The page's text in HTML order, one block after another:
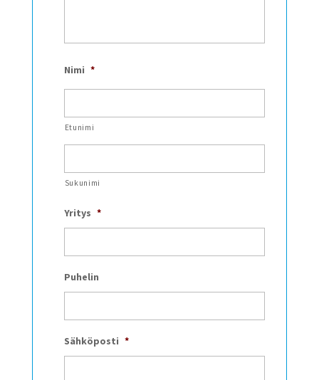
Nimi *
Etunimi
Sukunimi
Yritys *
Puhelin
Sähköposti *